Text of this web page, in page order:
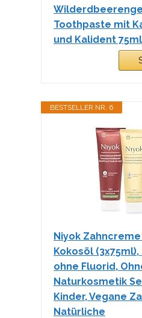
Toothpaste mit
und Kalident 75ml
BESTSELLER NR. 6
Niyok Zahncreme
Kokosöl
ohne Fluorid,
Naturkosmetik
Kinder, Vegane
Natürliche